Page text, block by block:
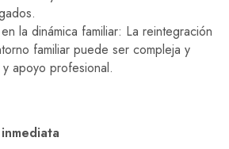
la dinámica familiar: La reintegración
familiar puede ser compleja y
apoyo profesional.